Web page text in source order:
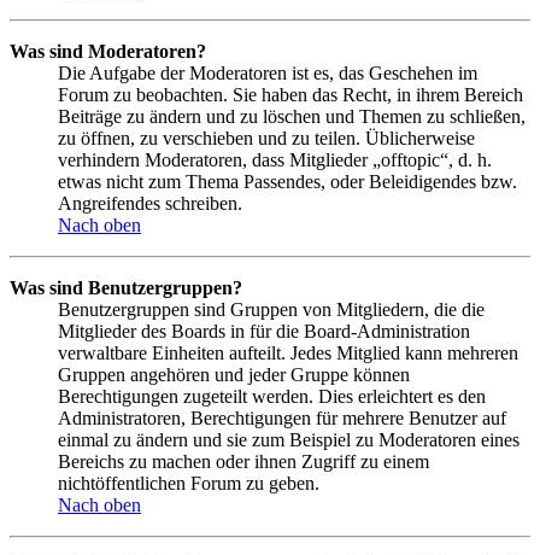
Was sind Moderatoren?
Die Aufgabe der Moderatoren ist es, das Geschehen im
Forum zu beobachten. Sie haben das Recht, in ihrem Bereich
Beiträge zu ändern und zu löschen und Themen zu schließen,
zu öffnen, zu verschieben und zu teilen. Üblicherweise
verhindern Moderatoren, dass Mitglieder „offtopic“, d. h.
etwas nicht zum Thema Passendes, oder Beleidigendes bzw.
Angreifendes schreiben.
Nach oben
Was sind Benutzergruppen?
Benutzergruppen sind Gruppen von Mitgliedern, die die
Mitglieder des Boards in für die Board-Administration
verwaltbare Einheiten aufteilt. Jedes Mitglied kann mehreren
Gruppen angehören und jeder Gruppe können
Berechtigungen zugeteilt werden. Dies erleichtert es den
Administratoren, Berechtigungen für mehrere Benutzer auf
einmal zu ändern und sie zum Beispiel zu Moderatoren eines
Bereichs zu machen oder ihnen Zugriff zu einem
nichtöffentlichen Forum zu geben.
Nach oben